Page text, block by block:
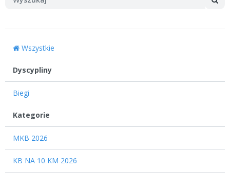
Wszystkie
Dyscypliny
Biegi
Kategorie
MKB 2026
KB NA 10 KM 2026